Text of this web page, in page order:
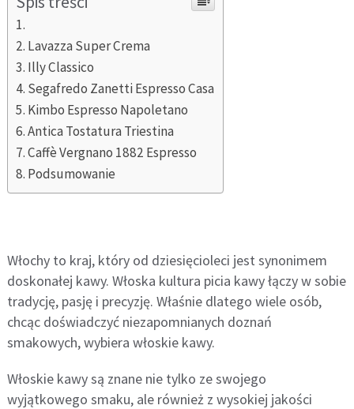
Lavazza Super Crema
Illy Classico
Segafredo Zanetti Espresso Casa
Kimbo Espresso Napoletano
Antica Tostatura Triestina
Caffè Vergnano 1882 Espresso
Podsumowanie
Włochy to kraj, który od dziesięcioleci jest synonimem
doskonałej kawy. Włoska kultura picia kawy łączy w sobie
tradycję, pasję i precyzję. Właśnie dlatego wiele osób,
chcąc doświadczyć niezapomnianych doznań
smakowych, wybiera włoskie kawy.
Włoskie kawy są znane nie tylko ze swojego
wyjątkowego smaku, ale również z wysokiej jakości